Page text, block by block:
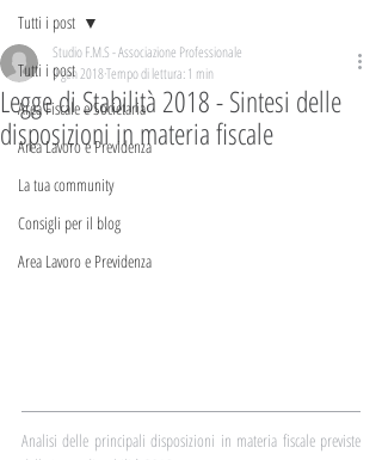
Tutti i post
Area Fiscale e Societaria
Area Lavoro e Previdenza
La tua community
Consigli per il blog
Area Lavoro e Previdenza
Tutti i post
Legge di Stabilità 2018 - Sintesi delle
disposizioni in materia fiscale
Studio F.M.S - Associazione Professionale
9 gen 2018Tempo di lettura: 1 min
Analisi delle principali disposizioni in materia fiscale previste